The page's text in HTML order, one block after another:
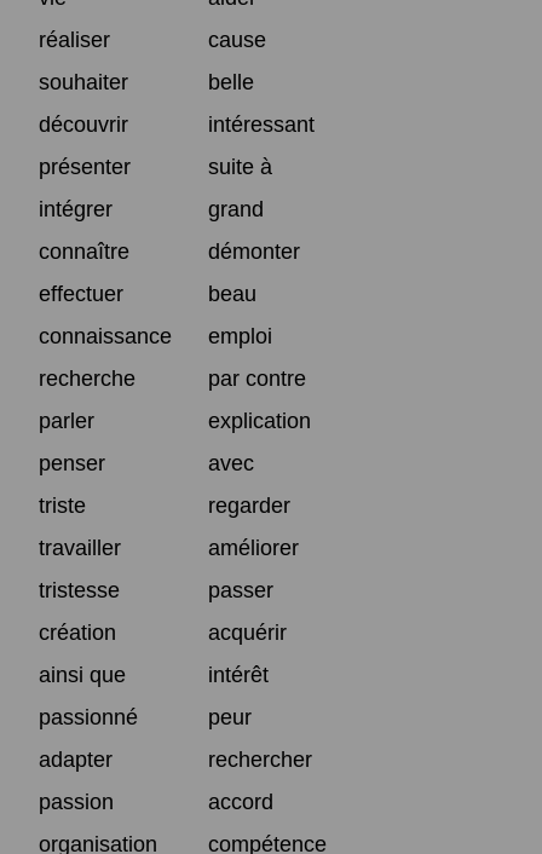
réaliser
cause
souhaiter
belle
découvrir
intéressant
présenter
suite à
intégrer
grand
connaître
démonter
effectuer
beau
connaissance
emploi
recherche
par contre
parler
explication
penser
avec
triste
regarder
travailler
améliorer
tristesse
passer
création
acquérir
ainsi que
intérêt
passionné
peur
adapter
rechercher
passion
accord
organisation
compétence